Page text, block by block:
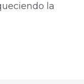
la